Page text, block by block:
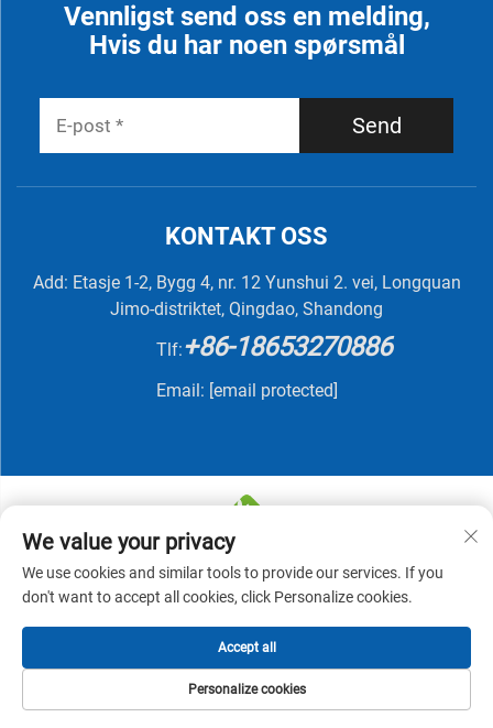
Vennligst send oss en melding,
Hvis du har noen spørsmål
Send
KONTAKT OSS
Add: Etasje 1-2, Bygg 4, nr. 12 Yunshui 2. vei, Longquan
Jimo-distriktet, Qingdao, Shandong
Tlf:+86-18653270886
Email: [email protected]
Copyright © 2025 av QINGDAO NUTRIVIT BIOTECH CO.,
LTD - Personvernpolicy
HJEM PRODUKTER E-POST TELEFON
We value your privacy
We use cookies and similar tools to provide our services. If you
don't want to accept all cookies, click Personalize cookies.
Personalize cookies
Accept all